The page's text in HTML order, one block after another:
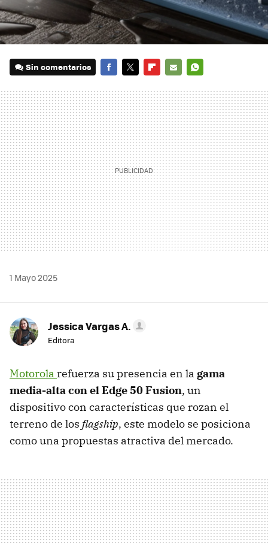
Sin comentarios
MAIL
1 Mayo 2025
Jessica Vargas A.
Editora
Motorola refuerza su presencia en la gama
media-alta con el Edge 50 Fusion, un
dispositivo con características que rozan el
terreno de los flagship, este modelo se posiciona
como una propuestas atractiva del mercado.